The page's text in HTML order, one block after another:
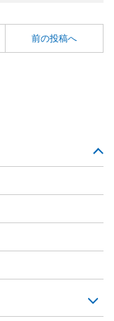
前の投稿へ